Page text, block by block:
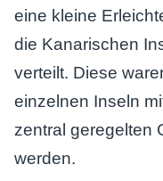
eine kleine
die Kanarischen
verteilt. Diese
einzelnen Inseln
zentral geregelten
werden.